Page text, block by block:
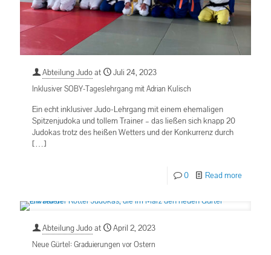
Abteilung Judoat Juli 24, 2023
Inklusiver SOBY-Tageslehrgang mit Adrian Kulisch
Ein echt inklusiver Judo-Lehrgang mit einem ehemaligen
Spitzenjudoka und tollem Trainer – das ließen sich knapp 20
Judokas trotz des heißen Wetters und der Konkurrenz durch
[…]
0 Read more
Abteilung Judoat April 2, 2023
Neue Gürtel: Graduierungen vor Ostern